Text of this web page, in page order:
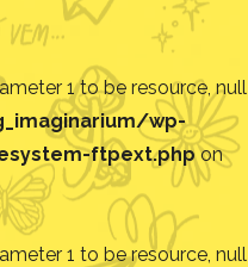
1 to be resource, null
wp-
ftpext.phpon
1 to be resource, null